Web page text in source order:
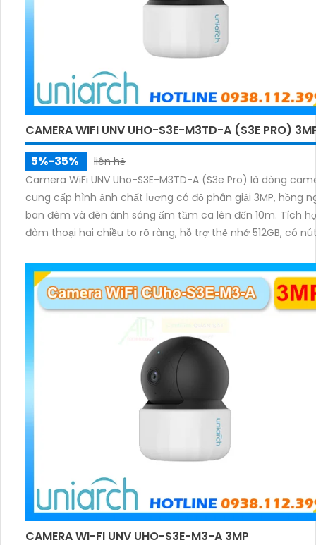
CAMERA WIFI UNV UHO-S3E-M3TD-A (S3E PRO)
5%-35%
liên hệ
Camera WiFi UNV Uho-S3E-M3TD-A (S3e Pro) là dòng
cung cấp hình ảnh chất lượng có độ phân giải 3MP, hồng
ban đêm và đèn ánh sáng ấm tầm ca lên đến 10m. Tích
đàm thoại hai chiều to rõ ràng, hỗ trợ thẻ nhớ 512GB, có
CAMERA WI-FI UNV UHO-S3E-M3-A 3MP